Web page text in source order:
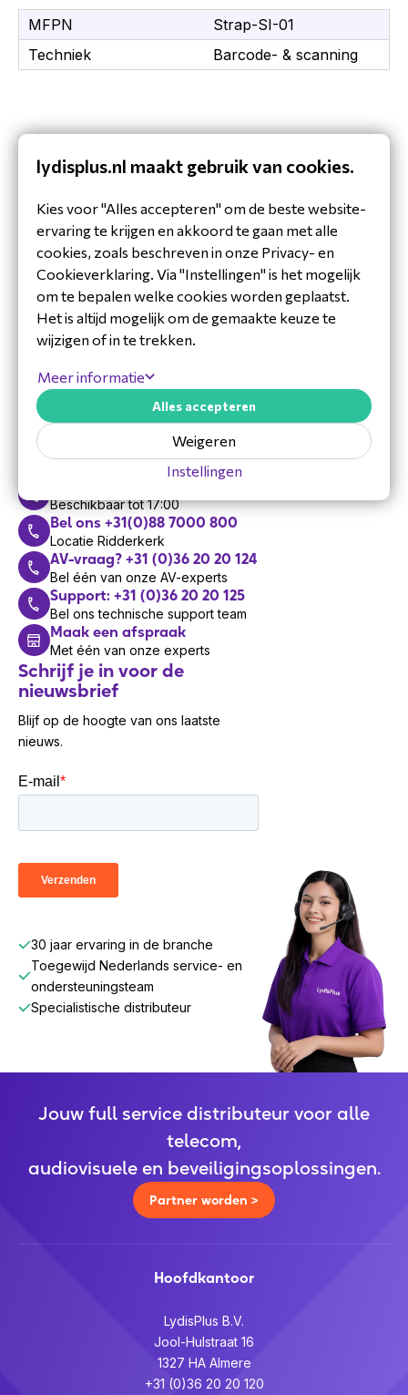
MFPN
Strap-SI-01
Techniek
Barcode- & scanning
Hulp nodig?
Vandaag zijn we bereikbaar van 8:30 tot 17:00
Antwoord binnen 48 uur
Beschikbaar tot 17:00
Bel ons +31(0)88 7000 800
Locatie Ridderkerk
AV-vraag? +31 (0)36 20 20 124
Bel één van onze AV-experts
Support: +31 (0)36 20 20 125
Bel ons technische support team
Maak een afspraak
Met één van onze experts
Schrijf je in voor de
nieuwsbrief
Blijf op de hoogte van ons laatste
nieuws.
30 jaar ervaring in de branche
Toegewijd Nederlands service- en
ondersteuningsteam
Specialistische distributeur
Jouw full service distributeur voor alle
telecom,
audiovisuele en beveiligingsoplossingen.
Partner worden >
Hoofdkantoor
LydisPlus B.V.
Jool-Hulstraat 16
1327 HA Almere
+31 (0)36 20 20 120
lydisplus.nl maakt gebruik van cookies.
Kies voor "Alles accepteren" om de beste website-
ervaring te krijgen en akkoord te gaan met alle
cookies, zoals beschreven in onze Privacy- en
Cookieverklaring. Via "Instellingen" is het mogelijk
om te bepalen welke cookies worden geplaatst.
Het is altijd mogelijk om de gemaakte keuze te
wijzigen of in te trekken.
Meer informatie
Instellingen
Weigeren
Alles accepteren